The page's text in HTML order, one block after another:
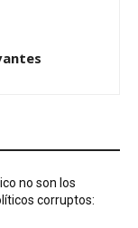
no son los
corruptos: